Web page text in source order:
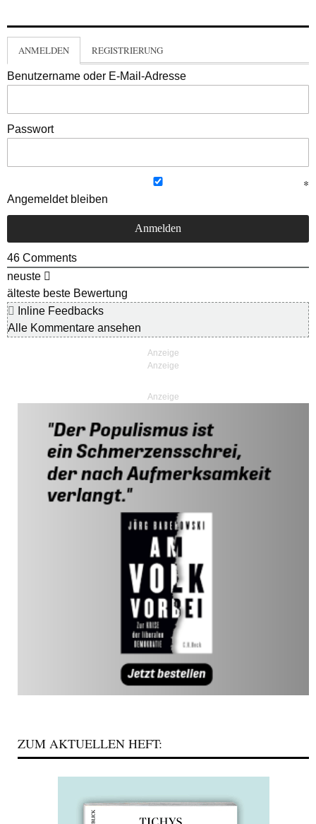
ANMELDEN REGISTRIERUNG
Benutzername oder E-Mail-Adresse
Passwort
Angemeldet bleiben
46 Comments
neuste
älteste beste Bewertung
Inline Feedbacks
Alle Kommentare ansehen
Anzeige
ZUM AKTUELLEN HEFT: